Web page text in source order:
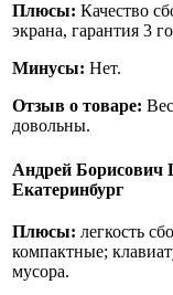
Плюсы: Качество
экрана, гарантия 3
Минусы: Нет.
Отзыв о товаре:
довольны.
Андрей Борисович
Екатеринбург
Плюсы: легкость
компактные;
мусора.